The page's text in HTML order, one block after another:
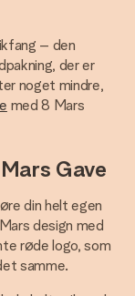
– den
der er
noget mindre,
med 8 Mars
Gave
din helt egen
design med
røde logo, som
samme.